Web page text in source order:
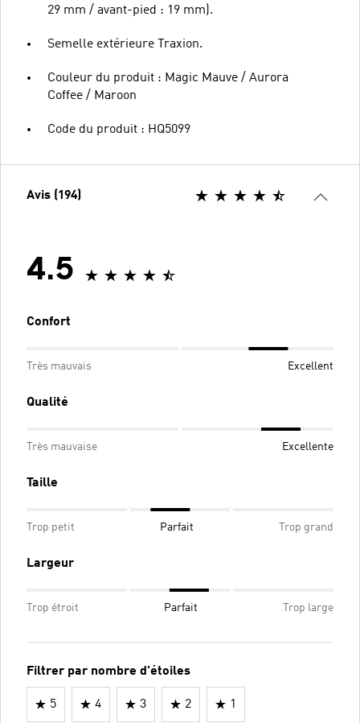
29 mm / avant-pied : 19 mm).
Semelle extérieure Traxion.
Couleur du produit : Magic Mauve / Aurora
Coffee / Maroon
Code du produit : HQ5099
Avis (194)
4.5
Confort
Très mauvais Excellent
Qualité
Très mauvaise Excellente
Taille
Trop petit Parfait Trop grand
Largeur
Trop étroit Parfait Trop large
Filtrer par nombre d'étoiles
5 4 3 2 1